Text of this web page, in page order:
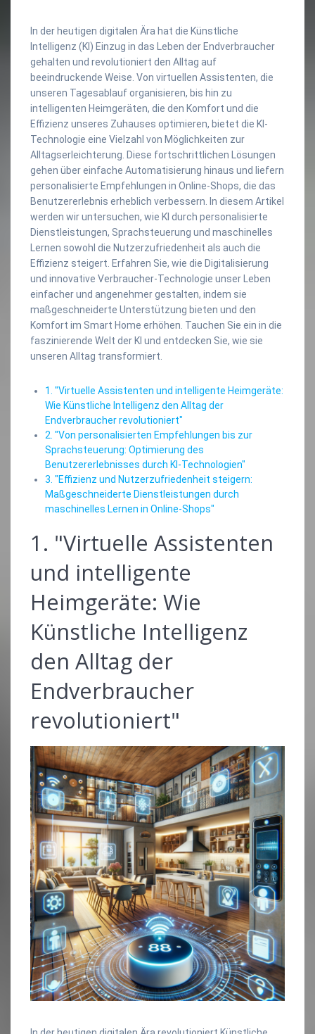
In der heutigen digitalen Ära hat die Künstliche
Intelligenz (KI) Einzug in das Leben der Endverbraucher
gehalten und revolutioniert den Alltag auf
beeindruckende Weise. Von virtuellen Assistenten, die
unseren Tagesablauf organisieren, bis hin zu
intelligenten Heimgeräten, die den Komfort und die
Effizienz unseres Zuhauses optimieren, bietet die KI-
Technologie eine Vielzahl von Möglichkeiten zur
Alltagserleichterung. Diese fortschrittlichen Lösungen
gehen über einfache Automatisierung hinaus und liefern
personalisierte Empfehlungen in Online-Shops, die das
Benutzererlebnis erheblich verbessern. In diesem Artikel
werden wir untersuchen, wie KI durch personalisierte
Dienstleistungen, Sprachsteuerung und maschinelles
Lernen sowohl die Nutzerzufriedenheit als auch die
Effizienz steigert. Erfahren Sie, wie die Digitalisierung
und innovative Verbraucher-Technologie unser Leben
einfacher und angenehmer gestalten, indem sie
maßgeschneiderte Unterstützung bieten und den
Komfort im Smart Home erhöhen. Tauchen Sie ein in die
faszinierende Welt der KI und entdecken Sie, wie sie
unseren Alltag transformiert.
1. "Virtuelle Assistenten und intelligente Heimgeräte:
Wie Künstliche Intelligenz den Alltag der
Endverbraucher revolutioniert"
2. "Von personalisierten Empfehlungen bis zur
Sprachsteuerung: Optimierung des
Benutzererlebnisses durch KI-Technologien"
3. "Effizienz und Nutzerzufriedenheit steigern:
Maßgeschneiderte Dienstleistungen durch
maschinelles Lernen in Online-Shops"
1. "Virtuelle Assistenten
und intelligente
Heimgeräte: Wie
Künstliche Intelligenz
den Alltag der
Endverbraucher
revolutioniert"